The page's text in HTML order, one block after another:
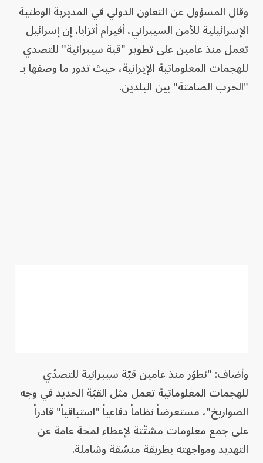
وقال المسؤول عن التعاون الدولي في المديرية الوطنية
الإسرائيلية للأمن السيبراني، أفيرام أتزابا، إن إسرائيل
تعمل منذ عامين على تطوير "قبة سيبرانية" للتصدي
للهجمات المعلوماتية الإيرانية، حيث تدور ما وصفها بـ
"الحرب الصامتة" بين البلدين.
وأضاف: "نطوّر منذ عامين قبّة سيبرانية للتصدّي
للهجمات المعلوماتية تعمل مثل القبّة الحديد في وجه
الصواريخ"، مستعرضاً نظاماً دفاعياً "استباقياً" قادراً
على جمع معلومات مشتّتة لإعطاء لمحة عامة عن
التهديد ومواجهته بطريقة منسّقة وشاملة.